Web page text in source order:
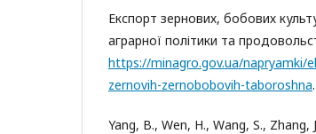
Експорт зернових, бобових
аграрної політики та
https://minagro.gov.ua/napryamki/
zernovih-zernobobovih-taboroshna
Yang, B., Wen, H., Wang, S., Zhang,